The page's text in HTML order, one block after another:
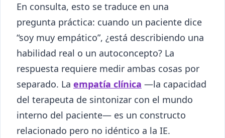
En consulta, esto se traduce en una
pregunta práctica: cuando un paciente dice
“soy muy empático”, ¿está describiendo una
habilidad real o un autoconcepto? La
respuesta requiere medir ambas cosas por
separado. La empatía clínica —la capacidad
del terapeuta de sintonizar con el mundo
interno del paciente— es un constructo
relacionado pero no idéntico a la IE.